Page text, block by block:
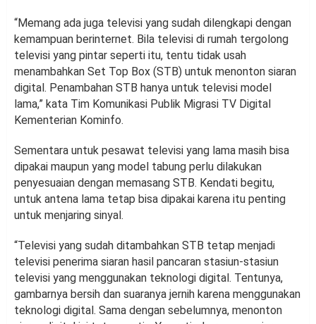
“Memang ada juga televisi yang sudah dilengkapi dengan
kemampuan berinternet. Bila televisi di rumah tergolong
televisi yang pintar seperti itu, tentu tidak usah
menambahkan Set Top Box (STB) untuk menonton siaran
digital. Penambahan STB hanya untuk televisi model
lama,” kata Tim Komunikasi Publik Migrasi TV Digital
Kementerian Kominfo.
Sementara untuk pesawat televisi yang lama masih bisa
dipakai maupun yang model tabung perlu dilakukan
penyesuaian dengan memasang STB. Kendati begitu,
untuk antena lama tetap bisa dipakai karena itu penting
untuk menjaring sinyal.
“Televisi yang sudah ditambahkan STB tetap menjadi
televisi penerima siaran hasil pancaran stasiun-stasiun
televisi yang menggunakan teknologi digital. Tentunya,
gambarnya bersih dan suaranya jernih karena menggunakan
teknologi digital. Sama dengan sebelumnya, menonton